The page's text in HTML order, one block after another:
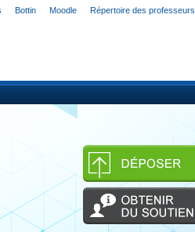
Bottin Moodle Répertoire des professeurs